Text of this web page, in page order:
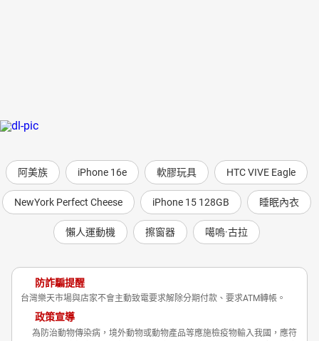
阿美族 iPhone 16e 軟膠玩具 HTC VIVE Eagle
NewYork Perfect Cheese iPhone 15 128GB 睡眠內衣
懶人運動機 擦窗器 噶嗚·古拉
防詐騙提醒
台灣樂天市場與店家不會主動致電要求解除分期付款、要求ATM轉帳。
政策宣導
為防治動物傳染病，境外動物或動物產品等應施檢疫物輸入我國，應符